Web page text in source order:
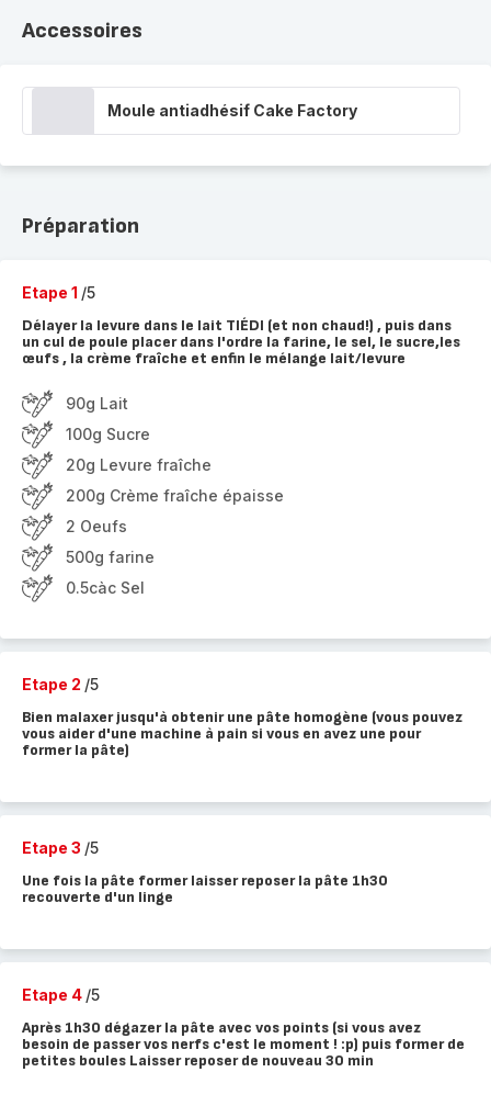
Accessoires
Moule antiadhésif Cake Factory
Préparation
Etape 1 /5
Délayer la levure dans le lait TIÉDI (et non chaud!) , puis dans
un cul de poule placer dans l'ordre la farine, le sel, le sucre,les
œufs , la crème fraîche et enfin le mélange lait/levure
90g Lait
100g Sucre
20g Levure fraîche
200g Crème fraîche épaisse
2 Oeufs
500g farine
0.5càc Sel
Etape 2 /5
Bien malaxer jusqu'à obtenir une pâte homogène (vous pouvez
vous aider d'une machine à pain si vous en avez une pour
former la pâte)
Etape 3 /5
Une fois la pâte former laisser reposer la pâte 1h30
recouverte d'un linge
Etape 4 /5
Après 1h30 dégazer la pâte avec vos points (si vous avez
besoin de passer vos nerfs c'est le moment ! :p) puis former de
petites boules Laisser reposer de nouveau 30 min